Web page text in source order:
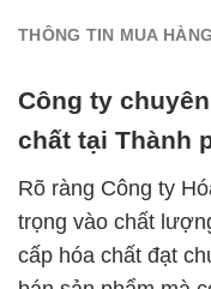
THÔNG TIN MUA HÀNG
Công ty
chất tại Thành
Rõ ràng Công ty
trọng vào chất
cấp hóa chất đạt